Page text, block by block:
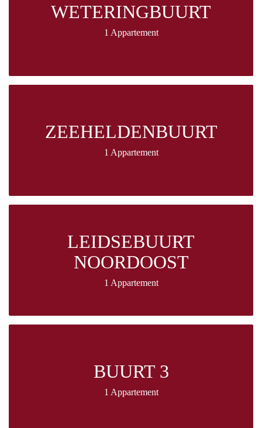
WETERINGBUURT
1 Appartement
ZEEHELDENBUURT
1 Appartement
LEIDSEBUURT
NOORDOOST
1 Appartement
BUURT 3
1 Appartement